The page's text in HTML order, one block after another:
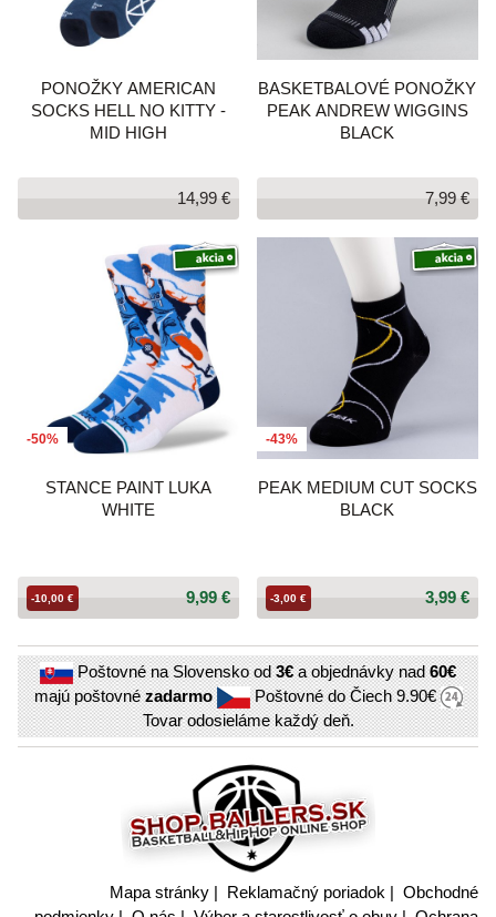
PONOŽKY AMERICAN
SOCKS HELL NO KITTY -
MID HIGH
14,99 €
BASKETBALOVÉ PONOŽKY
PEAK ANDREW WIGGINS
BLACK
7,99 €
-50%
STANCE PAINT LUKA
WHITE
9,99 €
-10,00 €
-43%
PEAK MEDIUM CUT SOCKS
BLACK
3,99 €
-3,00 €
Poštovné na Slovensko od3€a objednávky nad60€
majú poštovnézadarmo Poštovné do Čiech9.90€
Tovar odosieláme každý deň.
Mapa stránky | Reklamačný poriadok | Obchodné